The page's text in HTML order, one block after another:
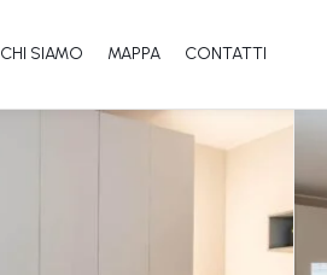
CHI SIAMO MAPPA CONTATTI